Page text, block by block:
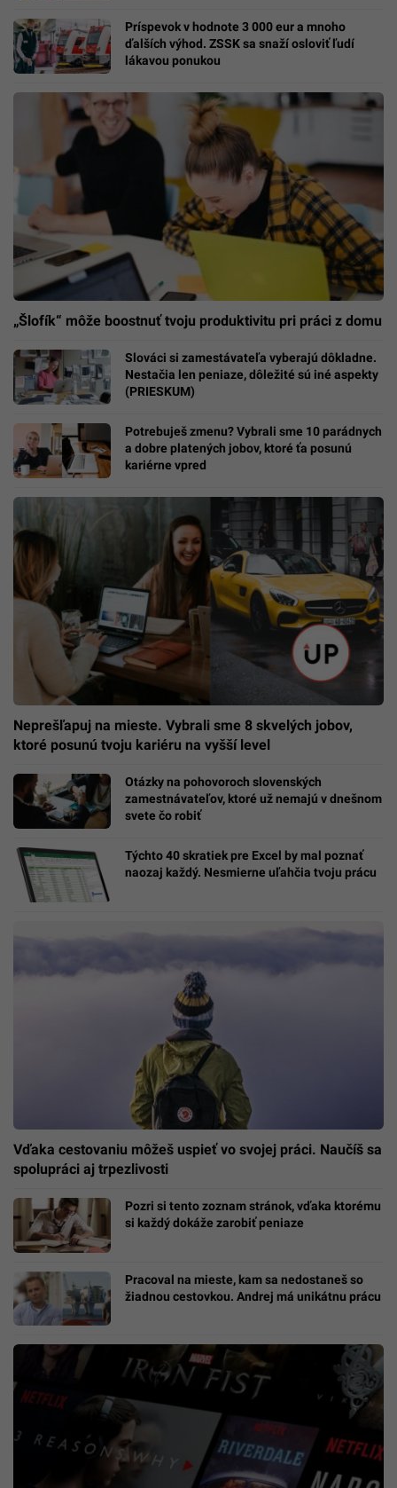
Príspevok v hodnote 3 000 eur a mnoho
ďalších výhod. ZSSK sa snaží osloviť ľudí
lákavou ponukou
„Šlofík“ môže boostnuť tvoju produktivitu pri práci z domu
Slováci si zamestávateľa vyberajú dôkladne.
Nestačia len peniaze, dôležité sú iné aspekty
(PRIESKUM)
Potrebuješ zmenu? Vybrali sme 10 parádnych
a dobre platených jobov, ktoré ťa posunú
kariérne vpred
Neprešľapuj na mieste. Vybrali sme 8 skvelých jobov,
ktoré posunú tvoju kariéru na vyšší level
Otázky na pohovoroch slovenských
zamestnávateľov, ktoré už nemajú v dnešnom
svete čo robiť
Týchto 40 skratiek pre Excel by mal poznať
naozaj každý. Nesmierne uľahčia tvoju prácu
Vďaka cestovaniu môžeš uspieť vo svojej práci. Naučíš sa
spolupráci aj trpezlivosti
Pozri si tento zoznam stránok, vďaka ktorému
si každý dokáže zarobiť peniaze
Pracoval na mieste, kam sa nedostaneš so
žiadnou cestovkou. Andrej má unikátnu prácu